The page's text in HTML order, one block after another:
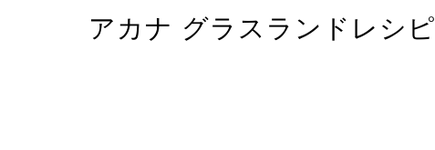
アカナ グラスランドレシピ